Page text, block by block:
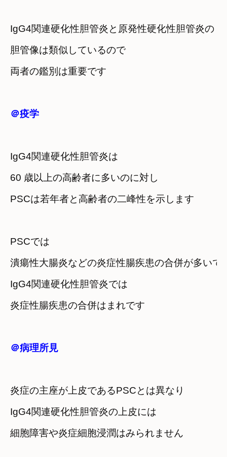
IgG4関連硬化性胆管炎と原発性硬化性胆管炎の
胆管像は類似しているので
両者の鑑別は重要です
＠疫学
IgG4関連硬化性胆管炎は
60 歳以上の高齢者に多いのに対し
PSCは若年者と高齢者の二峰性を示します
PSCでは
潰瘍性大腸炎などの炎症性腸疾患の合併が多いで
IgG4関連硬化性胆管炎では
炎症性腸疾患の合併はまれです
＠病理所見
炎症の主座が上皮であるPSCとは異なり
IgG4関連硬化性胆管炎の上皮には
細胞障害や炎症細胞浸潤はみられません